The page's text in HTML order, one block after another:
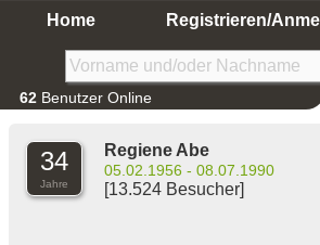
Home Registrieren/
62 Benutzer Online
34
Jahre
Regiene Abe
05.02.1956 - 08.07.1990
[13.524 Besucher]